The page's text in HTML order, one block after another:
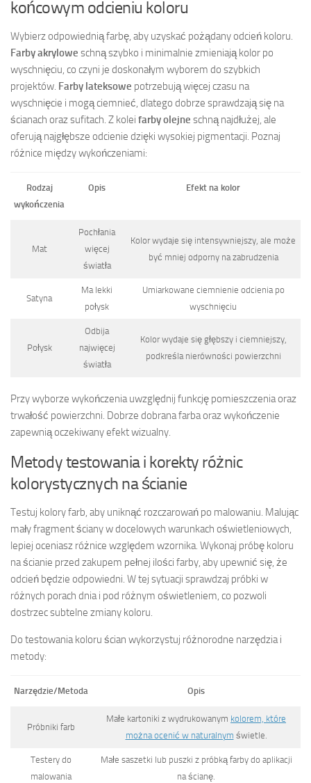
końcowym odcieniu koloru
Wybierz odpowiednią farbę, aby uzyskać pożądany odcień koloru.
Farby akrylowe schną szybko i minimalnie zmieniają kolor po
wyschnięciu, co czyni je doskonałym wyborem do szybkich
projektów. Farby lateksowe potrzebują więcej czasu na
wyschnięcie i mogą ciemnieć, dlatego dobrze sprawdzają się na
ścianach oraz sufitach. Z kolei farby olejne schną najdłużej, ale
oferują najgłębsze odcienie dzięki wysokiej pigmentacji. Poznaj
różnice między wykończeniami:
Rodzaj
wykończenia
Opis Efekt na kolor
Mat
Pochłania
więcej
światła
Kolor wydaje się intensywniejszy, ale może
być mniej odporny na zabrudzenia
Satyna
Ma lekki
połysk
Umiarkowane ciemnienie odcienia po
wyschnięciu
Połysk
Odbija
najwięcej
światła
Kolor wydaje się głębszy i ciemniejszy,
podkreśla nierówności powierzchni
Przy wyborze wykończenia uwzględnij funkcję pomieszczenia oraz
trwałość powierzchni. Dobrze dobrana farba oraz wykończenie
zapewnią oczekiwany efekt wizualny.
Metody testowania i korekty różnic
kolorystycznych na ścianie
Testuj kolory farb, aby uniknąć rozczarowań po malowaniu. Malując
mały fragment ściany w docelowych warunkach oświetleniowych,
lepiej oceniasz różnice względem wzornika. Wykonaj próbę koloru
na ścianie przed zakupem pełnej ilości farby, aby upewnić się, że
odcień będzie odpowiedni. W tej sytuacji sprawdzaj próbki w
różnych porach dnia i pod różnym oświetleniem, co pozwoli
dostrzec subtelne zmiany koloru.
Do testowania koloru ścian wykorzystuj różnorodne narzędzia i
metody:
Narzędzie/Metoda Opis
Próbniki farb
Małe kartoniki z wydrukowanym kolorem, które
można ocenić w naturalnym świetle.
Testery do
malowania
Małe saszetki lub puszki z próbką farby do aplikacji
na ścianę.